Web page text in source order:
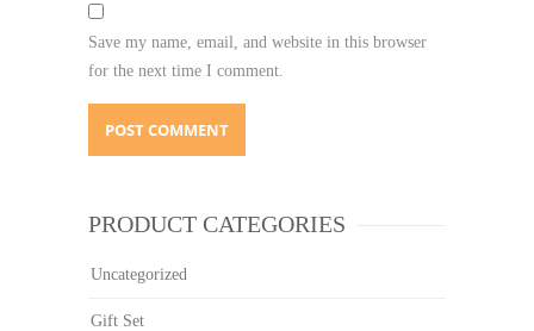
Save my name, email, and website in this browser
for the next time I comment.
PRODUCT CATEGORIES
Uncategorized
Gift Set